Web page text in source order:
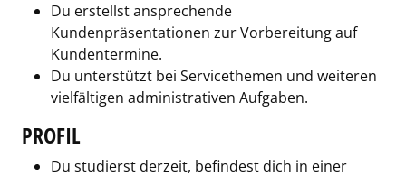
Du erstellst ansprechende
Kundenpräsentationen zur Vorbereitung auf
Kundentermine.
Du unterstützt bei Servicethemen und weiteren
vielfältigen administrativen Aufgaben.
PROFIL
Du studierst derzeit, befindest dich in einer